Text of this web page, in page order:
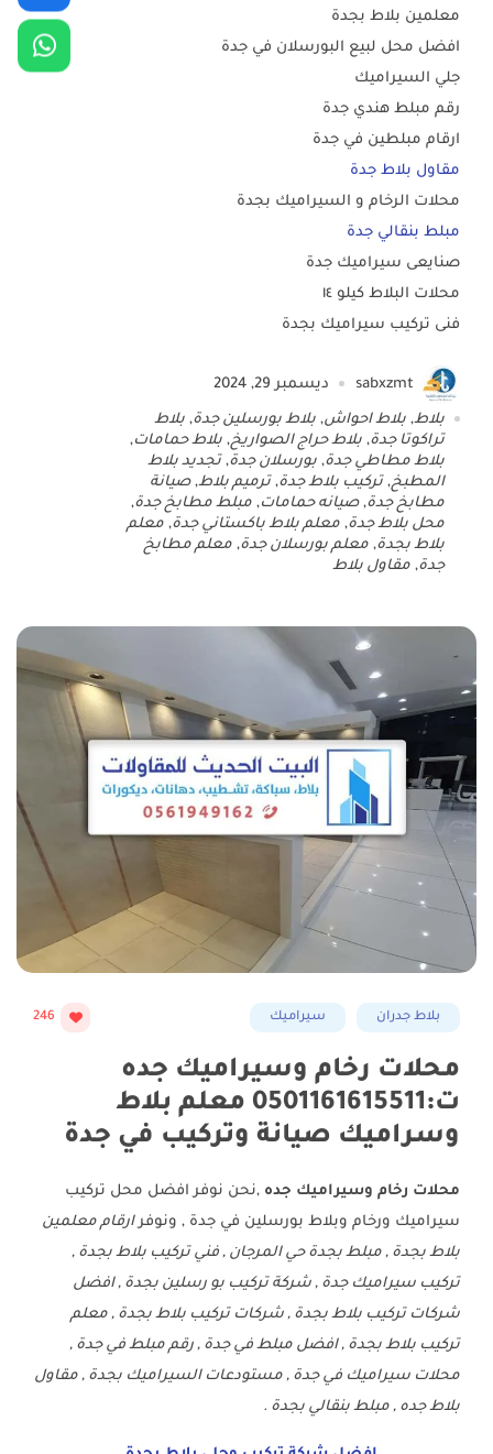
معلمين بلاط بجدة
افضل محل لبيع البورسلان في جدة
جلي السيراميك
رقم مبلط هندي جدة
ارقام مبلطين في جدة
مقاول بلاط جدة
محلات الرخام و السيراميك بجدة
مبلط بنقالي جدة
صنايعى سيراميك جدة
محلات البلاط كيلو ١٤
فنى تركيب سيراميك بجدة
sabxzmt ديسمبر 29, 2024
بلاط, بلاط احواش, بلاط بورسلين جدة, بلاط
تراكوتا جدة, بلاط حراج الصواريخ, بلاط حمامات,
بلاط مطاطي جدة, بورسلان جدة, تجديد بلاط
المطبخ, تركيب بلاط جدة, ترميم بلاط,صيانة
مطابخ جدة,صيانه حمامات, مبلط مطابخ جدة,
محل بلاط جدة, معلم بلاط باكستاني جدة, معلم
بلاط بجدة, معلم بورسلان جدة, معلم مطابخ
جدة, مقاول بلاط
بلاط جدران سيراميك 246
محلات رخام وسيراميك جده
ت:0501161615511 معلم بلاط
وسراميك صيانة وتركيب في جدة
محلات رخام وسيراميك جده ,نحن نوفر افضل محل تركيب
سيراميك ورخام وبلاط بورسلين في جدة , ونوفرارقام معلمين
بلاط بجدة , مبلط بجدة حي المرجان , فني تركيب بلاط بجدة ,
تركيب سيراميك جدة , شركة تركيب بو رسلين بجدة , افضل
شركات تركيب بلاط بجدة , شركات تركيب بلاط بجدة , معلم
تركيب بلاط بجدة , افضل مبلط في جدة , رقم مبلط في جدة ,
محلات سيراميك في جدة , مستودعات السيراميك بجدة , مقاول
بلاط جده , مبلط بنقالي بجدة .